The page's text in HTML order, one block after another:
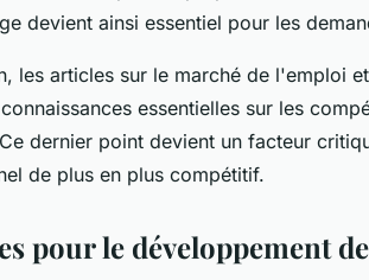
devient ainsi essentiel pour les
les articles sur le marché de l'emploi
essentielles sur les
dernier point devient un facteur
de plus en plus compétitif.
pour le développement